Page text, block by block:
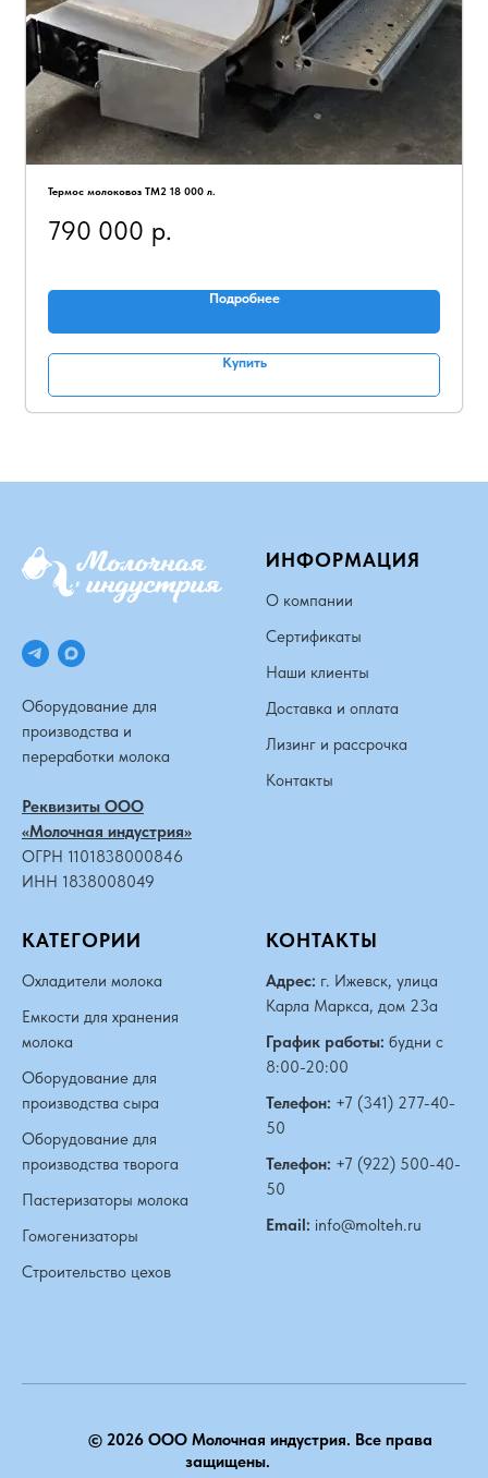
Термос молоковоз ТМ2 18 000 л.
790 000 р.
Подробнее
Купить
Оборудование для
производства и
переработки молока
Реквизиты ООО
«Молочная индустрия»
ОГРН 1101838000846
ИНН 1838008049
ИНФОРМАЦИЯ
О компании
Сертификаты
Наши клиенты
Доставка и оплата
Лизинг и рассрочка
Контакты
КАТЕГОРИИ
Охладители молока
Емкости для хранения
молока
Оборудование для
производства сыра
Оборудование для
производства творога
Пастеризаторы молока
Гомогенизаторы
Строительство цехов
КОНТАКТЫ
Адрес: г. Ижевск, улица
Карла Маркса, дом 23а
График работы: будни с
8:00-20:00
Телефон: +7 (341) 277-40-
50
Телефон: +7 (922) 500-40-
50
Email: info@molteh.ru
© 2026 ООО Молочная индустрия. Все права
защищены.